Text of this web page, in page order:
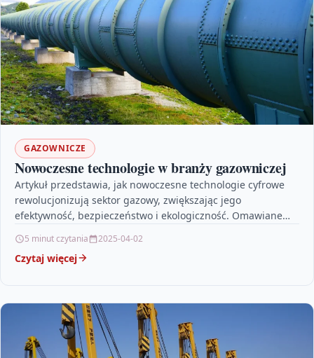
GAZOWNICZE
Nowoczesne technologie w branży gazowniczej
Artykuł przedstawia, jak nowoczesne technologie cyfrowe
rewolucjonizują sektor gazowy, zwiększając jego
efektywność, bezpieczeństwo i ekologiczność. Omawiane
inteligencja…
5 minut czytania 2025-04-02
Czytaj więcej